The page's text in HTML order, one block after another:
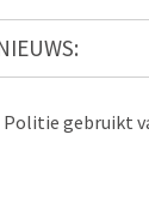
Politie gebruikt